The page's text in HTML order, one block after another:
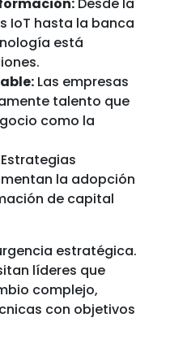
IoT hasta la banca
está
Las empresas
talento que
como la
Estrategias
la adopción
de capital
estratégica.
líderes que
complejo,
con objetivos